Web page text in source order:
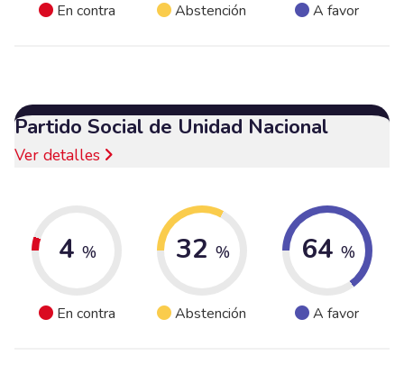
En contra Abstención A favor
Partido Social de Unidad Nacional
Ver detalles
4 %
En contra
32 %
Abstención
64 %
A favor